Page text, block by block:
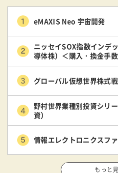
eMAXIS Neo 宇宙開発
ニッセイSOX指数インデ
導体株）＜購入・換金手
グローバル仮想世界株式
野村世界業種別投資シリ
資）
情報エレクトロニクスフ
もっと